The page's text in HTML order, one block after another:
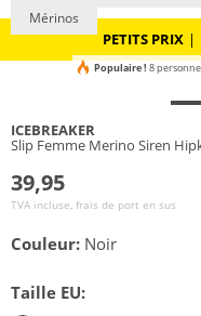
PETITS PRIX
PETITS PRIX |
Mérinos
Populaire ! 8
ICEBREAKER
Slip Femme Merino Siren
39,95
TVA incluse, frais de port en sus
Couleur: Noir
Taille EU: